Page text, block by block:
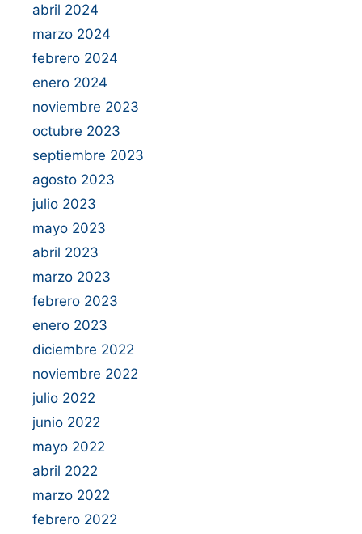
abril 2024
marzo 2024
febrero 2024
enero 2024
noviembre 2023
octubre 2023
septiembre 2023
agosto 2023
julio 2023
mayo 2023
abril 2023
marzo 2023
febrero 2023
enero 2023
diciembre 2022
noviembre 2022
julio 2022
junio 2022
mayo 2022
abril 2022
marzo 2022
febrero 2022